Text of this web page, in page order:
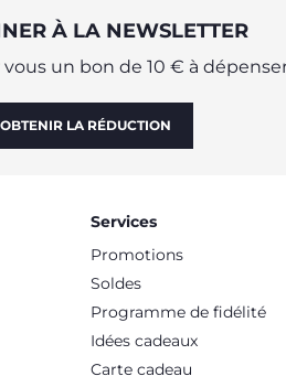
À LA NEWSLETTER
un bon de 10 € à
OBTENIR LA RÉDUCTION
Services
Promotions
Soldes
Programme de fidélité
Idées cadeaux
Carte cadeau